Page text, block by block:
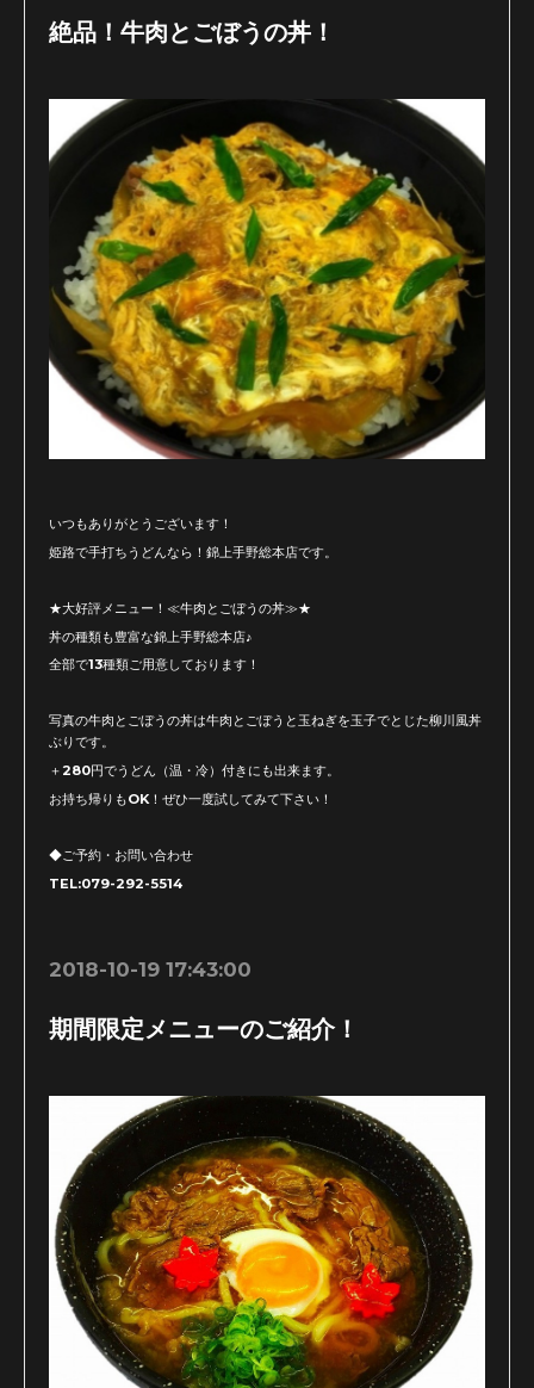
絶品！牛肉とごぼうの丼！
いつもありがとうございます！
姫路で手打ちうどんなら！錦上手野総本店です。
★大好評メニュー！≪牛肉とごぼうの丼≫★
丼の種類も豊富な錦上手野総本店♪
全部で13種類ご用意しております！
写真の牛肉とごぼうの丼は牛肉とごぼうと玉ねぎを玉子でとじた柳川風丼
ぶりです。
＋280円でうどん（温・冷）付きにも出来ます。
お持ち帰りもOK！ぜひ一度試してみて下さい！
◆ご予約・お問い合わせ
TEL:079-292-5514
2018-10-19 17:43:00
期間限定メニューのご紹介！